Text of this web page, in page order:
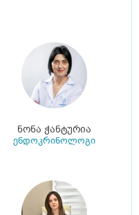
ნონა ჭანტურია
ენდოკრინოლოგი